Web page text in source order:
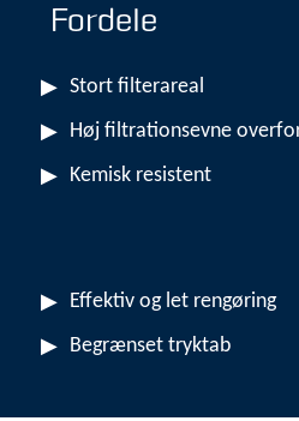
Fordele
Stort filterareal
Høj filtrationsevne
Kemisk resistent
Effektiv og let rengøring
Begrænset tryktab